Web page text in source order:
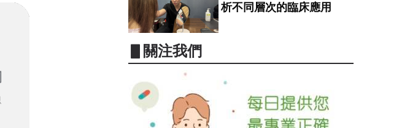
析不同層次的臨床應用
▋關注我們